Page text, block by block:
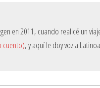
en 2011, cuando realicé un
cuento), y aquí le doy voz a